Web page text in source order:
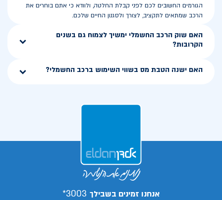
הגורמים החשובים לכם לפני קבלת החלטה, ולוודא כי אתם בוחרים את
הרכב שמתאים לתקציב, לצורך ולסגנון החיים שלכם.
האם שוק הרכב החשמלי ימשיך לצמוח גם בשנים
הקרובות?
האם ישנה הטבת מס בשווי השימוש ברכב החשמלי?
אנחנו זמינים בשבילך 3003*